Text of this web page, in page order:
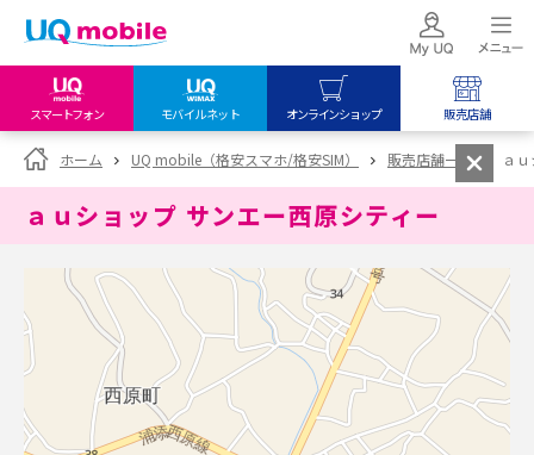
スマートフォン モバイルネット オンラインショップ 販売店舗
my UQ WiMAX
UQ WiMAX ご契約の方
My UQ mobile
UQ mobile
データチャージサイト
UQ mobile
オンラインショップ
UQ WiMAX
UQ mobile
販売店舗
UQ WiMAX
ホーム UQ mobile（格安スマホ/格安SIM） 販売店舗一覧 ａ
ａｕショップ サンエー西原シティー